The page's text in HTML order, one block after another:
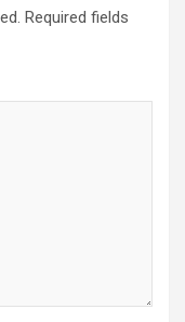
Required fields